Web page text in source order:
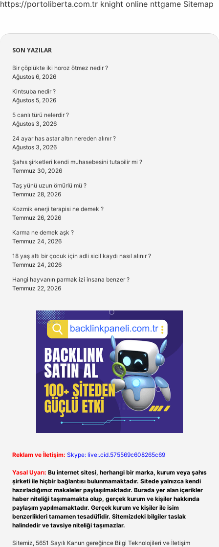
https://portoliberta.com.tr knight online nttgame Sitemap
Sidebar
SON YAZILAR
Bir çöplükte iki horoz ötmez nedir ?
Ağustos 6, 2026
Kintsuba nedir ?
Ağustos 5, 2026
5 canlı türü nelerdir ?
Ağustos 3, 2026
24 ayar has astar altın nereden alınır ?
Ağustos 3, 2026
Şahıs şirketleri kendi muhasebesini tutabilir mi ?
Temmuz 30, 2026
Taş yünü uzun ömürlü mü ?
Temmuz 28, 2026
Kozmik enerji terapisi ne demek ?
Temmuz 26, 2026
Karma ne demek aşk ?
Temmuz 24, 2026
18 yaş altı bir çocuk için adli sicil kaydı nasıl alınır ?
Temmuz 24, 2026
Hangi hayvanın parmak izi insana benzer ?
Temmuz 22, 2026
Reklam ve İletişim: Skype: live:.cid.575569c608265c69
Yasal Uyarı: Bu internet sitesi, herhangi bir marka, kurum veya şahıs
şirketi ile hiçbir bağlantısı bulunmamaktadır. Sitede yalnızca kendi
hazırladığımız makaleler paylaşılmaktadır. Burada yer alan içerikler
haber niteliği taşımamakta olup, gerçek kurum ve kişiler hakkında
paylaşım yapılmamaktadır. Gerçek kurum ve kişiler ile isim
benzerlikleri tamamen tesadüfidir. Sitemizdeki bilgiler taslak
halindedir ve tavsiye niteliği taşımazlar.
Sitemiz, 5651 Sayılı Kanun gereğince Bilgi Teknolojileri ve İletişim